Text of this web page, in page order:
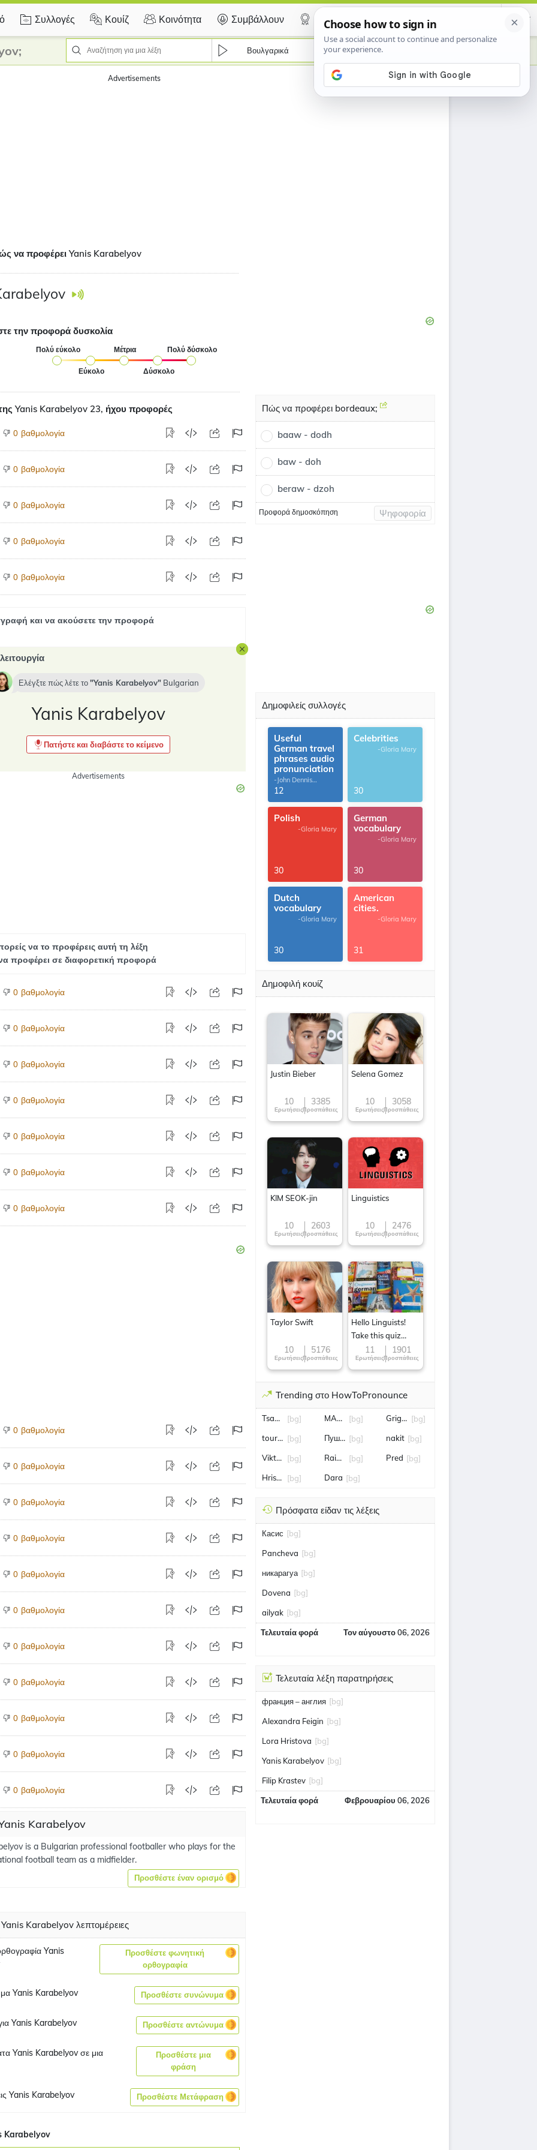
Συλλογές Κουίζ Κοινότητα Συμβάλλουν Certificate
Βουλγαρικά
Advertisements
να προφέρει Yanis Karabelyov
την προφορά δυσκολία
Πολύ εύκολο
Εύκολο
Μέτρια
Δύσκολο
Πολύ δύσκολο
Yanis Karabelyov 23, ήχου προφορές
0 βαθμολογία
0 βαθμολογία
0 βαθμολογία
0 βαθμολογία
0 βαθμολογία
και να ακούσετε την προφορά
Ελέγξτε πώς λέτε το Yanis Karabelyov Bulgarian
Yanis Karabelyov
Πατήστε και διαβάστε το κείμενο
Advertisements
να το προφέρεις αυτή τη λέξη
προφέρει σε διαφορετική προφορά
0 βαθμολογία
0 βαθμολογία
0 βαθμολογία
0 βαθμολογία
0 βαθμολογία
0 βαθμολογία
0 βαθμολογία
0 βαθμολογία
0 βαθμολογία
0 βαθμολογία
0 βαθμολογία
0 βαθμολογία
0 βαθμολογία
0 βαθμολογία
0 βαθμολογία
0 βαθμολογία
0 βαθμολογία
0 βαθμολογία
Karabelyov
is a Bulgarian professional footballer who plays for the
football team as a midfielder.
Προσθέστε έναν ορισμό
Karabelyov λεπτομέρειες
Yanis
Προσθέστε φωνητική
ορθογραφία
Yanis Karabelyov Προσθέστε συνώνυμα
Yanis Karabelyov Προσθέστε αντώνυμα
Yanis Karabelyov σε μια
Προσθέστε μια
φράση
Yanis Karabelyov Προσθέστε Μετάφραση
Karabelyov
Πώς να προφέρει bordeaux;
baaw - dodh
baw - doh
beraw - dzoh
Προφορά δημοσκόπηση Ψηφοφορία
Δημοφιλείς συλλογές
Useful
German travel
phrases audio
pronunciation
-John Dennis
G.Thomas
12
Celebrities
-Gloria Mary
30
Polish
-Gloria Mary
30
German
vocabulary
-Gloria Mary
30
Dutch
vocabulary
-Gloria Mary
30
American
cities.
-Gloria Mary
31
Δημοφιλή κουίζ
Justin Bieber
10
Ερωτήσεις
3385
Προσπάθειες
Selena Gomez
10
Ερωτήσεις
3058
Προσπάθειες
KIM SEOK-jin
10
Ερωτήσεις
2603
Προσπάθειες
Linguistics
10
Ερωτήσεις
2476
Προσπάθειες
Taylor Swift
10
Ερωτήσεις
5176
Προσπάθειες
Hello Linguists!
Take this quiz
now!11
Ερωτήσεις
1901
Προσπάθειες
Trending στο HowToPronounce
Tsanko Arnaudov
[bg]
tour de wallonie
[bg]
Viktoriya Tomova
[bg]
Hristo Stoichkov
[bg]
MANOLEV
[bg]
Пушилин[bg]
Raina Kabaivanska
[bg]
Dara [bg]
Grigor [bg]
nakit [bg]
Pred [bg]
Πρόσφατα είδαν τις λέξεις
Касис [bg]
Pancheva [bg]
никарагуа [bg]
Dovena [bg]
ailyak [bg]
Τελευταία φορά Τον αύγουστο 06, 2026
Τελευταία λέξη παρατηρήσεις
франция – англия [bg]
Alexandra Feigin [bg]
Lora Hristova [bg]
Yanis Karabelyov [bg]
Filip Krastev [bg]
Τελευταία φορά Φεβρουαρίου 06, 2026